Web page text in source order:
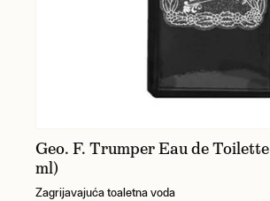
Geo. F. Trumper Eau de
ml)
Zagrijavajuća toaletna voda